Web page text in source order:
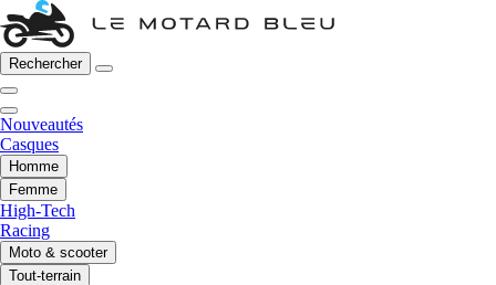
Rechercher
Nouveautés
Casques
Homme
Femme
High-Tech
Racing
Moto & scooter
Tout-terrain